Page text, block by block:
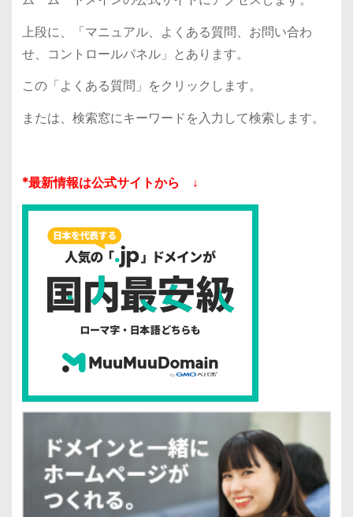
上段に、「マニュアル、よくある質問、お問い合わ
せ、コントロールパネル」とあります。
この「よくある質問」をクリックします。
または、検索窓にキーワードを入力して検索します。
*最新情報は公式サイトから ↓